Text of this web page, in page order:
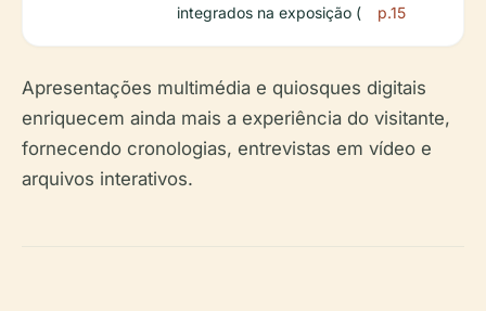
integrados na exposição (
p.15
Apresentações multimédia e quiosques digitais
enriquecem ainda mais a experiência do visitante,
fornecendo cronologias, entrevistas em vídeo e
arquivos interativos.